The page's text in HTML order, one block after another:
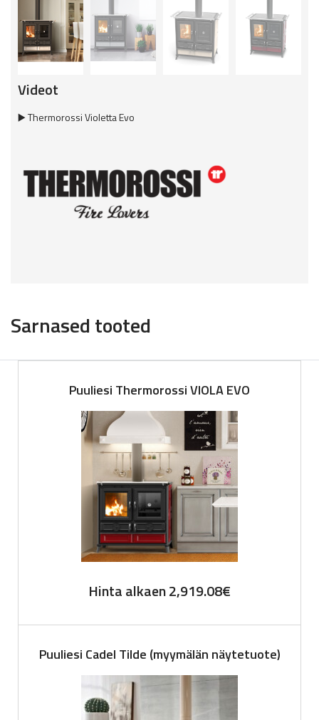
Videot
▶️ Thermorossi Violetta Evo
Sarnased tooted
Puuliesi Thermorossi VIOLA EVO
Hinta alkaen2,919.08€
Puuliesi Cadel Tilde (myymälän näytetuote)